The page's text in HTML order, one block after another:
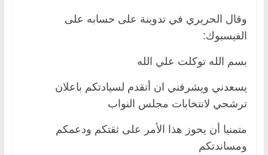
وقال الحريري في تدوينة على حسابه على
الفيسبوك:
بسم الله توكلت علي الله
يسعدني ويشرفني ان أتقدم لسيادتكم باعلان
ترشحي لانتخابات مجلس النواب
متمنيا أن يحوز هذا الأمر على ثقتكم ودعمكم
ومساندتكم